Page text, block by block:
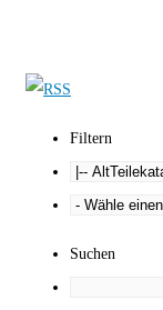
Filtern
Suchen